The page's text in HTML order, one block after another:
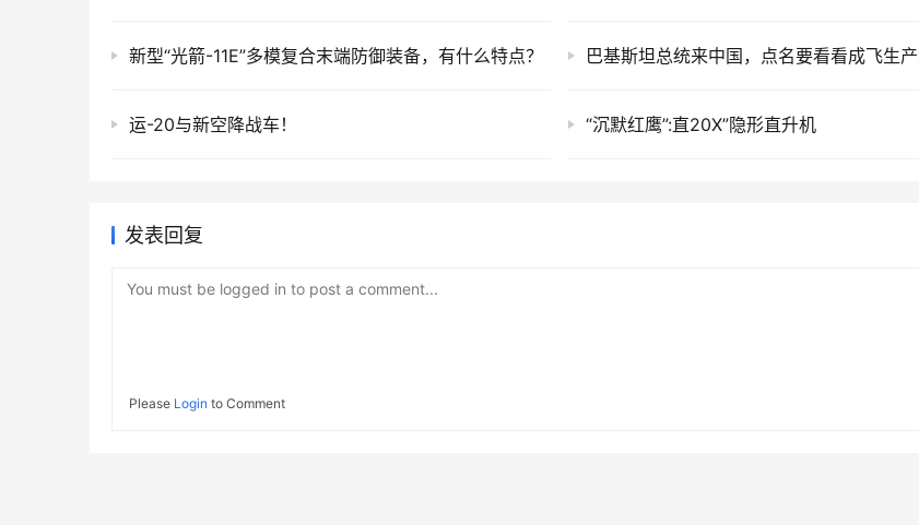
新型“光箭-11E”多模复合末端防御装备，有什么特点？
运-20与新空降战车！ “沉默红鹰”:直20X”隐形直升机
发表回复
You must be logged in to post a comment...
Please Login to Comment